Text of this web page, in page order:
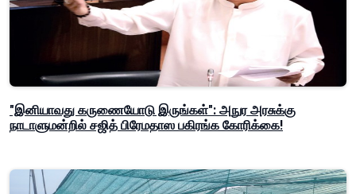
"இனியாவது கருணையோடு இருங்கள்": அநுர அரசுக்கு
நாடாளுமன்றில் சஜித் பிரேமதாஸ பகிரங்க கோரிக்கை!